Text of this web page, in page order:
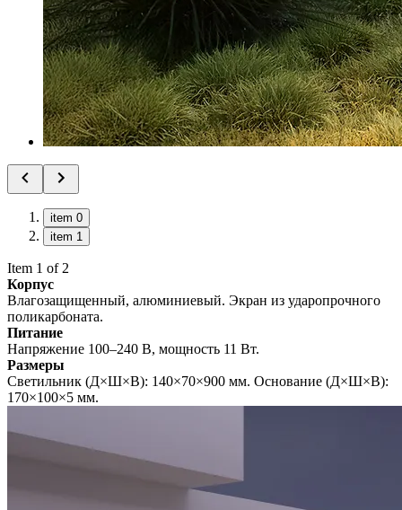
item 0
item 1
Item 1 of 2
Корпус
Влагозащищенный, алюминиевый. Экран из ударопрочного
поликарбоната.
Питание
Напряжение 100–240 В, мощность 11 Вт.
Размеры
Светильник (Д×Ш×В): 140×70×900 мм. Основание (Д×Ш×В):
170×100×5 мм.